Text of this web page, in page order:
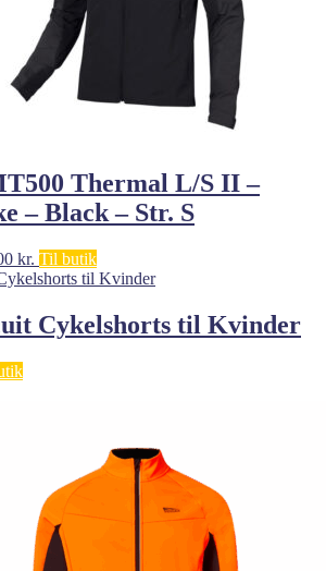
Thermal L/S II –
– Black – Str. S
kr..
kr. Den
aktuelle
er:
509,00 kr..
Til butik
Cykelshorts til Kvinder